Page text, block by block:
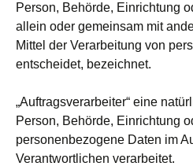
Person, Behörde, Einrichtung
allein oder gemeinsam mit
Mittel der Verarbeitung von
entscheidet, bezeichnet.
„Auftragsverarbeiter“ eine
Person, Behörde, Einrichtung
personenbezogene Daten im
Verantwortlichen verarbeitet.